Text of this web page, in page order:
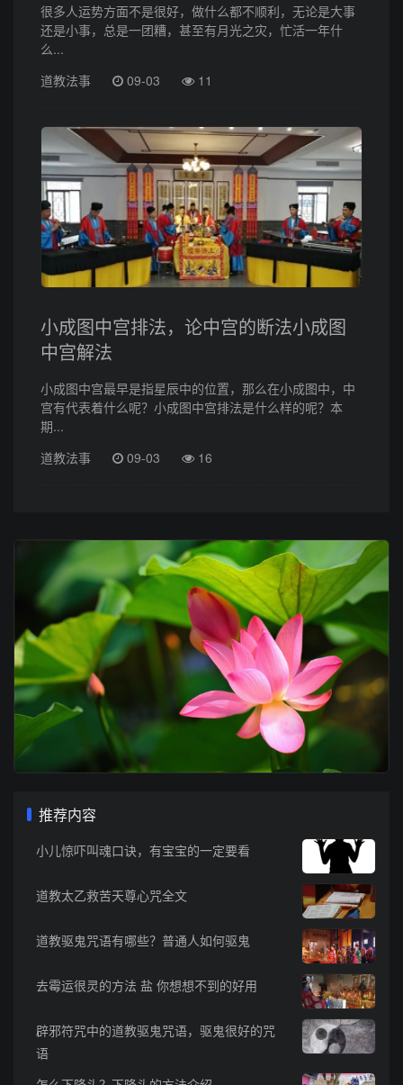
很多人运势方面不是很好，做什么都不顺利，无论是大事
还是小事，总是一团糟，甚至有月光之灾，忙活一年什
么...
道教法事
09-03 11
小成图中宫排法，论中宫的断法小成图
中宫解法
小成图中宫最早是指星辰中的位置，那么在小成图中，中
宫有代表着什么呢？小成图中宫排法是什么样的呢？本
期...
道教法事
09-03 16
推荐内容
小儿惊吓叫魂口诀，有宝宝的一定要看
道教太乙救苦天尊心咒全文
道教驱鬼咒语有哪些？普通人如何驱鬼
去霉运很灵的方法 盐 你想想不到的好用
辟邪符咒中的道教驱鬼咒语，驱鬼很好的咒
语